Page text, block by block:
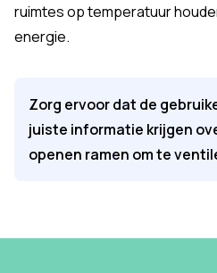
ruimtes op temperatuur
energie.
Zorg ervoor dat de
juiste informatie krijgen
openen ramen om te